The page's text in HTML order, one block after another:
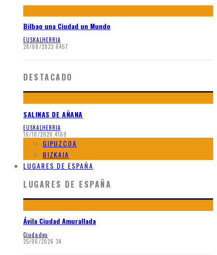
Bilbao una Ciudad un Mundo
EUSKALHERRIA
28/08/2023 6457
DESTACADO
SALINAS DE AÑANA
EUSKALHERRIA
16/10/2020 4169
GIPUZCOA
BIZKAIA
LUGARES DE ESPAÑA
LUGARES DE ESPAÑA
Ávila Ciudad Amurallada
Ciudades
25/06/2026 34